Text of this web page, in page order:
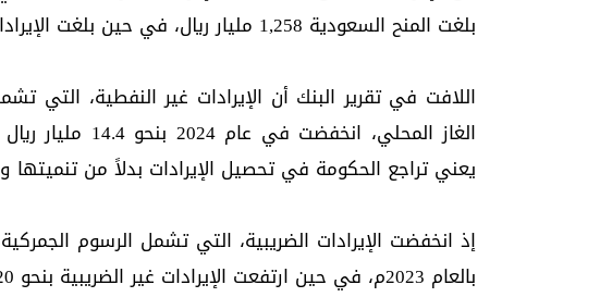
بلغت المنح السعودية 1,258 مليار ريال، في حين بلغت الإيرادات غير النفطية 807 مليارات ريال فقط.
اللافت في تقرير البنك أن الإيرادات غير النفطية، التي
يعني تراجع الحكومة في تحصيل الإيرادات بدلاً من تنميتها
بالعام 2023م، في حين ارتفعت الإيرادات غير الضريبية بنحو 20 مليار ريال.